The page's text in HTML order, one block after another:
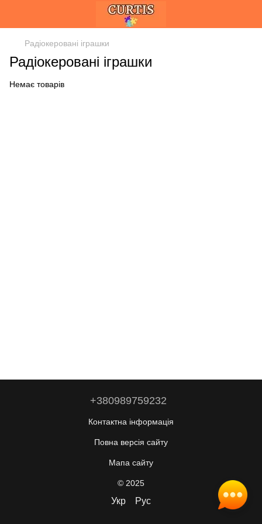
Радіокеровані іграшки
Радіокеровані іграшки
Немає товарів
+380989759232
Контактна інформація
Повна версія сайту
Мапа сайту
© 2025
Укр Рус